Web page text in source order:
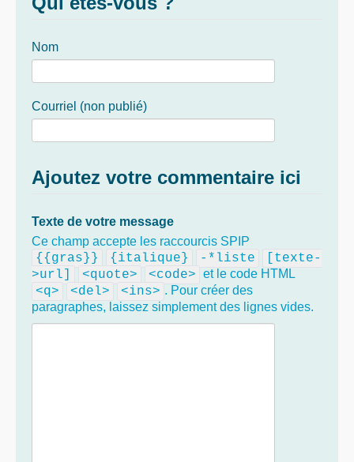
Nom
Courriel (non publié)
Ajoutez votre commentaire ici
Texte de votre message
Ce champ accepte les raccourcis SPIP
{{gras}} {italique} -*liste
[texte-
>url]
<quote> <code> et le code HTML
<q> <del> <ins> . Pour créer des
paragraphes, laissez simplement des lignes vides.